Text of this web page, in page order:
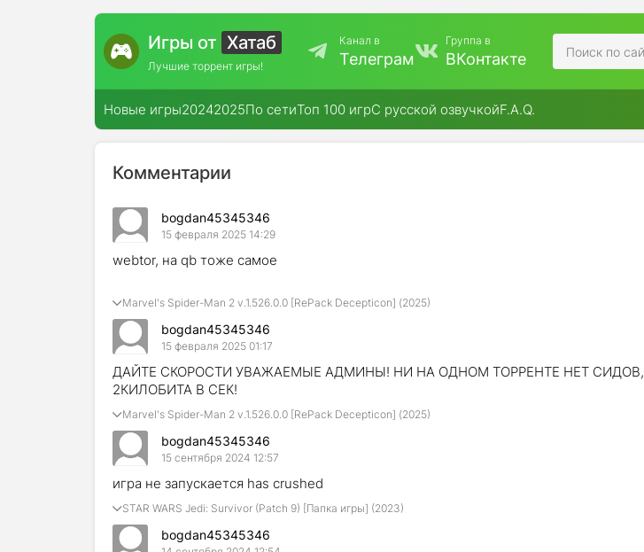
Игры от Хатаб
Лучшие торрент игры!
Канал в
Телеграм
Группа в
ВКонтакте
Новые игры20242025По сетиТоп 100 игрС русской озвучкойF.A.Q.
Комментарии
bogdan45345346
15 февраля 2025 14:29
webtor, на qb тоже самое
Marvel's Spider-Man 2 v.1.526.0.0 [RePack Decepticon] (2025)
bogdan45345346
15 февраля 2025 01:17
ДАЙТЕ СКОРОСТИ УВАЖАЕМЫЕ АДМИНЫ! НИ НА ОДНОМ ТОРРЕНТЕ НЕТ
2КИЛОБИТА В СЕК!
Marvel's Spider-Man 2 v.1.526.0.0 [RePack Decepticon] (2025)
bogdan45345346
15 сентября 2024 12:57
игра не запускается has crushed
STAR WARS Jedi: Survivor (Patch 9) [Папка игры] (2023)
bogdan45345346